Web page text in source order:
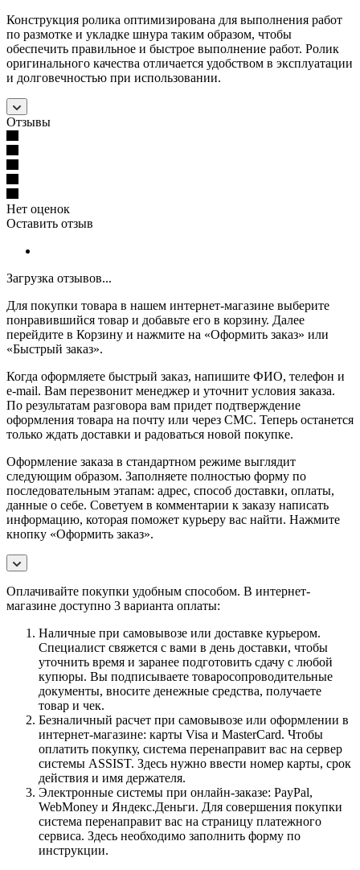
Конструкция ролика оптимизирована для выполнения работ
по размотке и укладке шнура таким образом, чтобы
обеспечить правильное и быстрое выполнение работ. Ролик
оригинального качества отличается удобством в эксплуатации
и долговечностью при использовании.
Отзывы
Нет оценок
Оставить отзыв
Загрузка отзывов...
Для покупки товара в нашем интернет-магазине выберите
понравившийся товар и добавьте его в корзину. Далее
перейдите в Корзину и нажмите на «Оформить заказ» или
«Быстрый заказ».
Когда оформляете быстрый заказ, напишите ФИО, телефон и
e-mail. Вам перезвонит менеджер и уточнит условия заказа.
По результатам разговора вам придет подтверждение
оформления товара на почту или через СМС. Теперь останется
только ждать доставки и радоваться новой покупке.
Оформление заказа в стандартном режиме выглядит
следующим образом. Заполняете полностью форму по
последовательным этапам: адрес, способ доставки, оплаты,
данные о себе. Советуем в комментарии к заказу написать
информацию, которая поможет курьеру вас найти. Нажмите
кнопку «Оформить заказ».
Оплачивайте покупки удобным способом. В интернет-
магазине доступно 3 варианта оплаты:
Наличные при самовывозе или доставке курьером.
Специалист свяжется с вами в день доставки, чтобы
уточнить время и заранее подготовить сдачу с любой
купюры. Вы подписываете товаросопроводительные
документы, вносите денежные средства, получаете
товар и чек.
Безналичный расчет при самовывозе или оформлении в
интернет-магазине: карты Visa и MasterCard. Чтобы
оплатить покупку, система перенаправит вас на сервер
системы ASSIST. Здесь нужно ввести номер карты, срок
действия и имя держателя.
Электронные системы при онлайн-заказе: PayPal,
WebMoney и Яндекс.Деньги. Для совершения покупки
система перенаправит вас на страницу платежного
сервиса. Здесь необходимо заполнить форму по
инструкции.